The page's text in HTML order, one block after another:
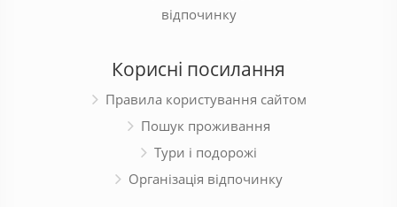
відпочинку
Корисні посилання
Правила користування сайтом
Пошук проживання
Тури і подорожі
Організація відпочинку